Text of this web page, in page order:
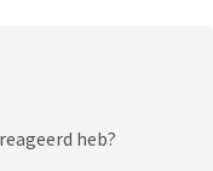
heb?